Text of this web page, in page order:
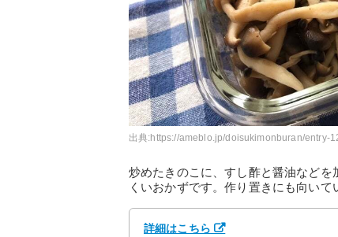
出典:https://ameblo.jp/doisukimonburan/entry-
炒めたきのこに、すし酢と醤油など
くいおかずです。作り置きにも向い
詳細はこちら